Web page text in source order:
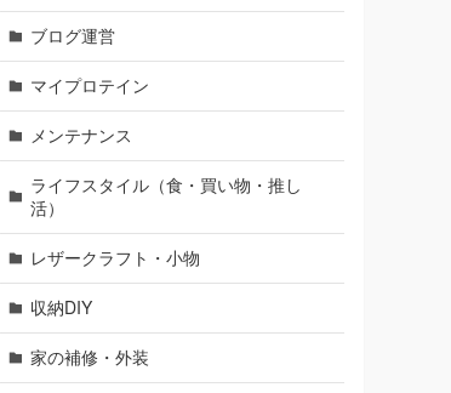
ブログ運営
マイプロテイン
メンテナンス
ライフスタイル（食・買い物・推し
活）
レザークラフト・小物
収納DIY
家の補修・外装